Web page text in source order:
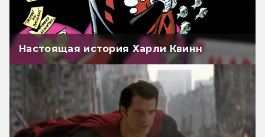
Настоящая история Харли Квинн